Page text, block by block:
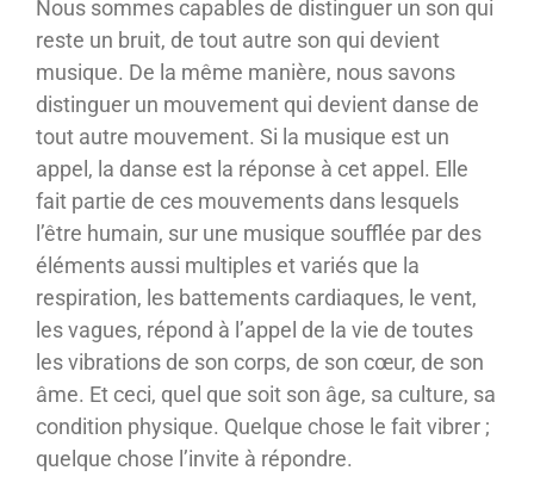
Nous sommes capables de distinguer un son qui
reste un bruit, de tout autre son qui devient
musique. De la même manière, nous savons
distinguer un mouvement qui devient danse de
tout autre mouvement. Si la musique est un
appel, la danse est la réponse à cet appel. Elle
fait partie de ces mouvements dans lesquels
l’être humain, sur une musique soufflée par des
éléments aussi multiples et variés que la
respiration, les battements cardiaques, le vent,
les vagues, répond à l’appel de la vie de toutes
les vibrations de son corps, de son cœur, de son
âme. Et ceci, quel que soit son âge, sa culture, sa
condition physique. Quelque chose le fait vibrer ;
quelque chose l’invite à répondre.